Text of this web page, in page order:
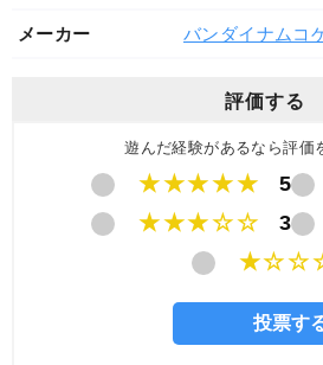
メーカー バンダイナムコ
評価する
遊んだ経験があるなら評価
★★★★★ 5
★★★☆☆
3